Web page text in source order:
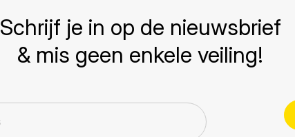
Schrijf je in op de nieuwsbrief
& mis geen enkele veiling!